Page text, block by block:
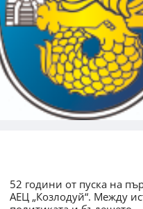
52 години от пуска на
АЕЦ „Козлодуй“. Между